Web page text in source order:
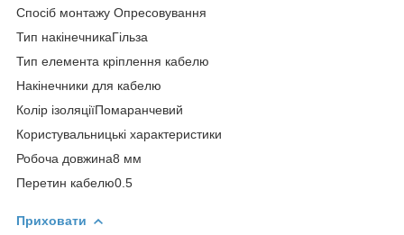
Спосіб монтажу Опресовування
Тип накінечникаГільза
Тип елемента кріплення кабелю
Накінечники для кабелю
Колір ізоляціїПомаранчевий
Користувальницькі характеристики
Робоча довжина8 мм
Перетин кабелю0.5
Приховати